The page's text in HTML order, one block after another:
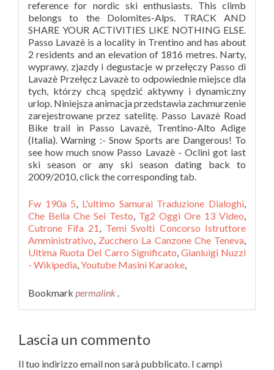
Fw 190a 5, L'ultimo Samurai Traduzione Dialoghi,
Che Bella Che Sei Testo, Tg2 Oggi Ore 13 Video,
Cutrone Fifa 21, Temi Svolti Concorso Istruttore
Amministrativo, Zucchero La Canzone Che Teneva,
Ultima Ruota Del Carro Significato, Gianluigi Nuzzi
- Wikipedia,Youtube Masini Karaoke,
Bookmark permalink .
Lascia un commento
Il tuo indirizzo email non sarà pubblicato. I campi